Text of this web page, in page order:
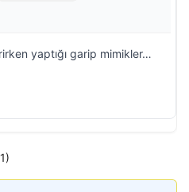
yaptığı garip mimikler…